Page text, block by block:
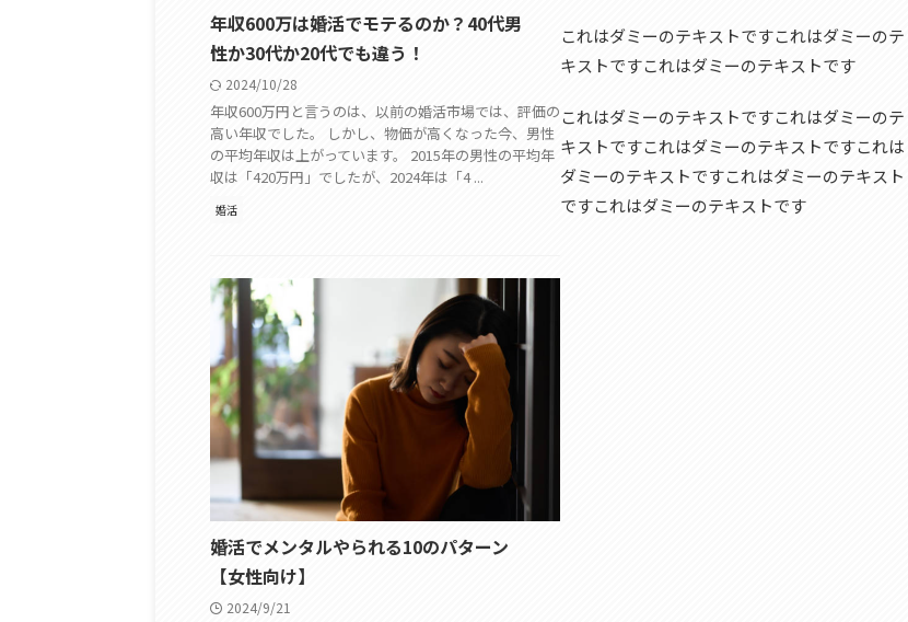
年収600万は婚活でモテるのか？40代男
性か30代か20代でも違う！
2024/10/28
年収600万円と言うのは、以前の婚活市場では、評価の
高い年収でした。 しかし、物価が高くなった今、男性
の平均年収は上がっています。 2015年の男性の平均年
収は「420万円」でしたが、2024年は「4 ...
婚活
婚活でメンタルやられる10のパターン
【女性向け】
2024/9/21
これはダミーのテキストですこれはダミーのテ
キストですこれはダミーのテキストです
これはダミーのテキストですこれはダミーのテ
キストですこれはダミーのテキストですこれは
ダミーのテキストですこれはダミーのテキスト
ですこれはダミーのテキストです